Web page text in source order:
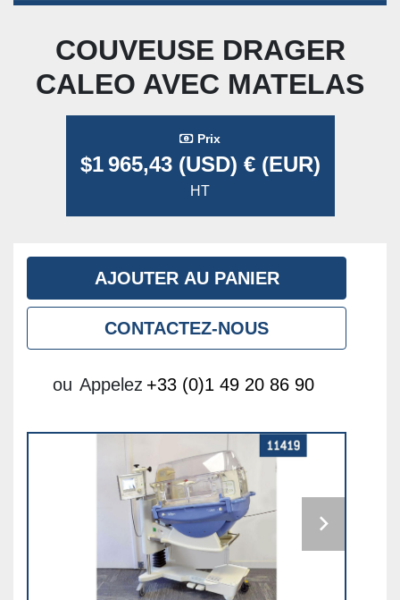
COUVEUSE DRAGER
CALEO AVEC MATELAS
Prix
$1 965,43 (USD) € (EUR)
HT
AJOUTER AU PANIER
CONTACTEZ-NOUS
ou Appelez +33 (0)1 49 20 86 90